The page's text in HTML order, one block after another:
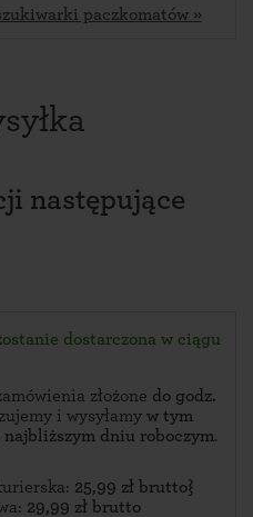
paczkomatów »
następujące
dostarczona w ciągu
złożone do godz.
i wysyłamy w tym
najbliższym dniu roboczym.
25,99 zł brutto}
29,99 zł brutto